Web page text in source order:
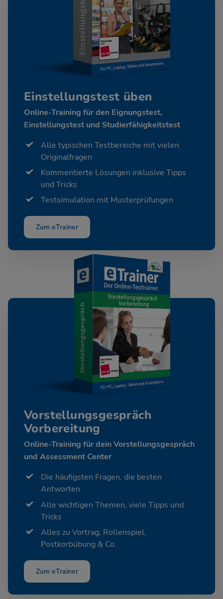
Einstellungstest üben
Online-Training für den Eignungstest,
Einstellungstest und Studierfähigkeitstest
Alle typischen Testbereiche mit vielen
Originalfragen
Kommentierte Lösungen inklusive Tipps
und Tricks
Testsimulation mit Musterprüfungen
Zum eTrainer
Vorstellungsgespräch
Vorbereitung
Online-Training für dein Vorstellungsgespräch
und Assessment Center
Die häufigsten Fragen, die besten
Antworten
Alle wichtigen Themen, viele Tipps und
Tricks
Alles zu Vortrag, Rollenspiel,
Postkorbübung & Co.
Zum eTrainer